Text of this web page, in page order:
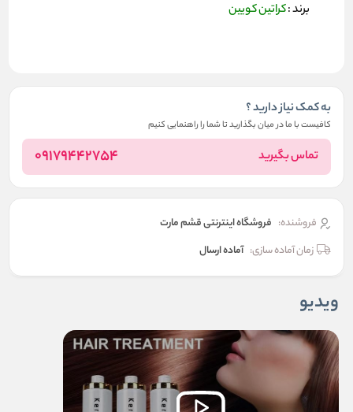
برند :کراتین کویین
به کمک نیاز دارید ؟
کافیست با ما در میان بگذارید تا شما را راهنمایی کنیم
تماس بگیرید 09179442754
فروشنده: فروشگاه اینترنتی قشم مارت
زمان آماده سازی: آماده ارسال
ویدیو